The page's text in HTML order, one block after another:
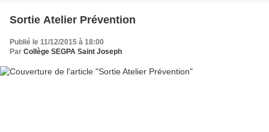
Sortie Atelier Prévention
Publié le 11/12/2015 à 18:00
Par Collège SEGPA Saint Joseph